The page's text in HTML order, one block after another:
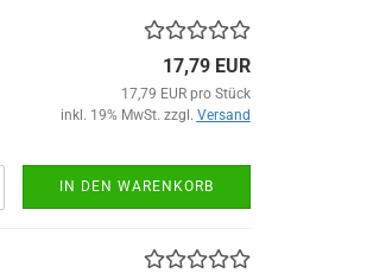
17,79 EUR
17,79 EUR pro Stück
inkl. 19% MwSt. zzgl. Versand
IN DEN WARENKORB